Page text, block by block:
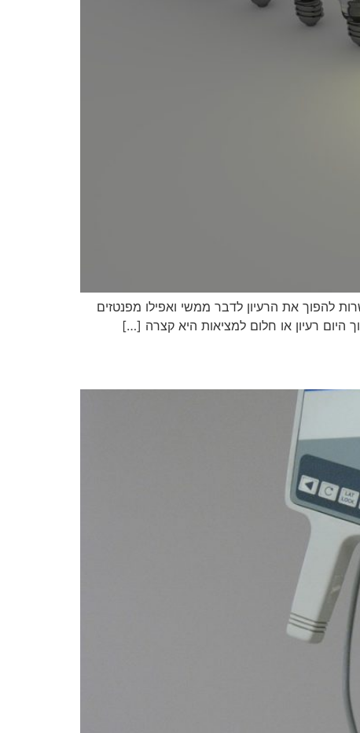
להפוך את הרעיון לדבר ממשי ואפילו מפנטזים
היום רעיון או חלום למציאות היא קצרה […]